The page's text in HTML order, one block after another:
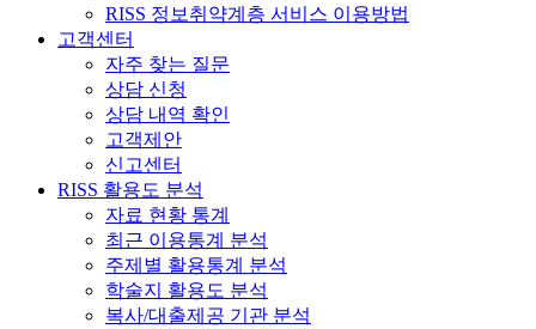
RISS 정보취약계층 서비스 이용방법
고객센터
자주 찾는 질문
상담 신청
상담 내역 확인
고객제안
신고센터
RISS 활용도 분석
자료 현황 통계
최근 이용통계 분석
주제별 활용통계 분석
학술지 활용도 분석
복사/대출제공 기관 분석